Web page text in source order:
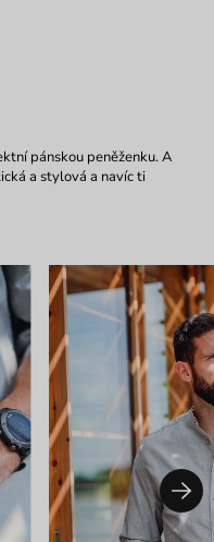
pánskou peněženku. A
a stylová a navíc ti